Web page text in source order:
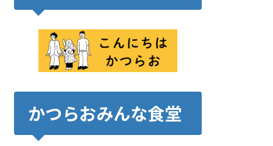
かつらおみんな食堂